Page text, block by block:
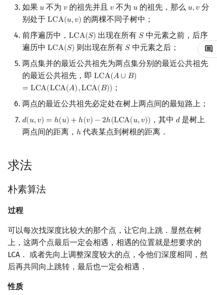
Geany
Xcode
GUIDE
CP Editor
Code::Blocks
Polygon
OJ 工具
LaTeX 入门
编译优化
桶排序
希尔排序
锦标赛排序
排序相关 STL
排序应用
倍增
构造
Dancing Links
Alpha–Beta 剪枝
优化
插头 DP
计数 DP
动态 DP
概率 DP
DP 套 DP
DP 优化
AC 自动机
后缀数组 (SA)
后缀自动机 (SAM)
后缀平衡树
广义后缀自动机
后缀树
最小表示法
Lyndon 分解
Main–Lorentz 算法
复数
数论
模逆元
线性同余方程
中国剩余定理
阶乘取模
卢卡斯定理
离散对数
高次剩余 & 单位根
多项式与生成函数
常系数齐次线性递推
多项式平移|连续点值平移
符号化方法
形式幂级数复合|复合逆
普通生成函数
组合数学
Entringer Number
Eulerian Number
分拆数
Pólya 计数
图论计数
线性代数
特征多项式
对角化
Jordan标准型
线性规划
数值算法
序理论
杨氏矩阵
单调队列
ST 表
树状数组
线段树
划分树
二叉搜索树 & 平衡树
左偏红黑树
AA 树
K-D Tree
动态树
析合树
Tarjan 算法
过程
性质
实现
用欧拉序列转化为 RMQ 问
题
过程
实现
树链剖分
Link Cut Tree
标准 RMQ
例题 Luogu P3379【模
半平面交
平面最近点对
随机增量法
反演变换
计算几何杂项
字节顺序
约瑟夫问题
表达式求值
在一台机器上规划任务
主元素问题
Garsia–Wachs 算法
空间优化简介
如果 𝑢
u 不为𝑣
v的祖先并且 𝑣
v不为 𝑢
u的祖先，那么 𝑢,𝑣
u,v 分
别处于 LCA(𝑢,𝑣)
LCA(u,v)
的两棵不同子树中；
前序遍历中， LCA(𝑆)
LCA(S) 出现在所有 𝑆
S中元素之前，后序
遍历中 LCA(𝑆)
LCA(S) 则出现在所有 𝑆
S中元素之后；
两点集并的最近公共祖先为两点集分别的最近公共祖先
的最近公共祖先，即 LCA(𝐴∪ 𝐵)
= LCA(LCA(𝐴),LCA(𝐵))
LCA(A∪ B) =LCA
；
两点的最近公共祖先必定处在树上两点间的最短路上；
𝑑(𝑢,𝑣) = ℎ(𝑢) + ℎ(𝑣) −2ℎ(LCA(𝑢,𝑣))
d(u,v)= h( u)+h( v)−2h(LCA (u,v)) ，其中 𝑑
d是树上
两点间的距离， ℎ
h 代表某点到树根的距离．
求法
朴素算法
过程
可以每次找深度比较大的那个点，让它向上跳．显然在树
上，这两个点最后一定会相遇，相遇的位置就是想要求的
LCA． 或者先向上调整深度较大的点，令他们深度相同，然
后再共同向上跳转，最后也一定会相遇．
性质